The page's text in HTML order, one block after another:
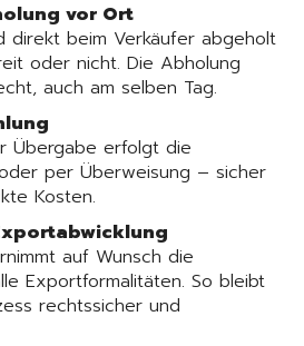
vor Ort
direkt beim Verkäufer abgeholt
oder nicht. Die Abholung
auch am selben Tag.
Übergabe erfolgt die
per Überweisung – sicher
Kosten.
auf Wunsch die
Exportformalitäten. So bleibt
rechtssicher und